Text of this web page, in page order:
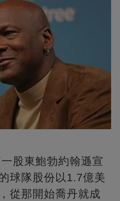
股東鮑勃約翰遜宣
球隊股份以1.7億美
從那開始喬丹就成